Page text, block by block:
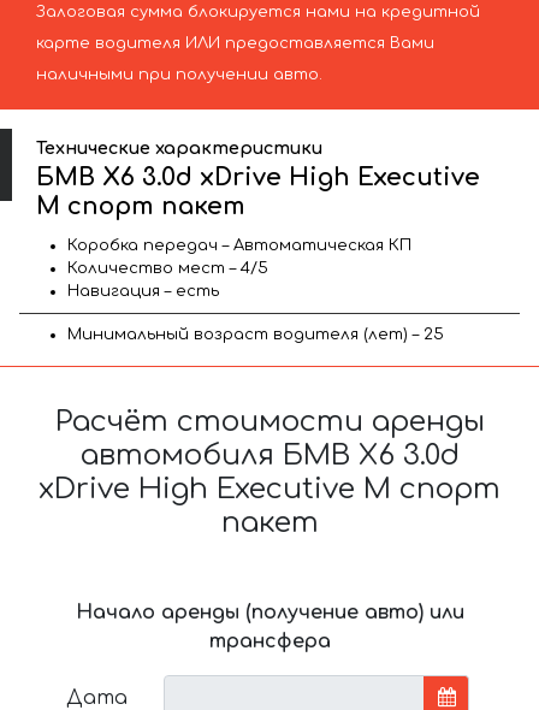
Залоговая сумма блокируется нами на кредитной
карте водителя ИЛИ предоставляется Вами
наличными при получении авто.
Технические характеристики
БМВ X6 3.0d xDrive High Executive
M спорт пакет
Коробка передач – Автоматическая КП
Количество мест – 4/5
Навигация – есть
Минимальный возраст водителя (лет) – 25
Расчёт стоимости аренды
автомобиля БМВ X6 3.0d
xDrive High Executive M спорт
пакет
Начало аренды (получение авто) или
трансфера
Дата